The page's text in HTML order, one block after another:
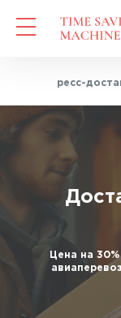
Экспресс-
Цена на